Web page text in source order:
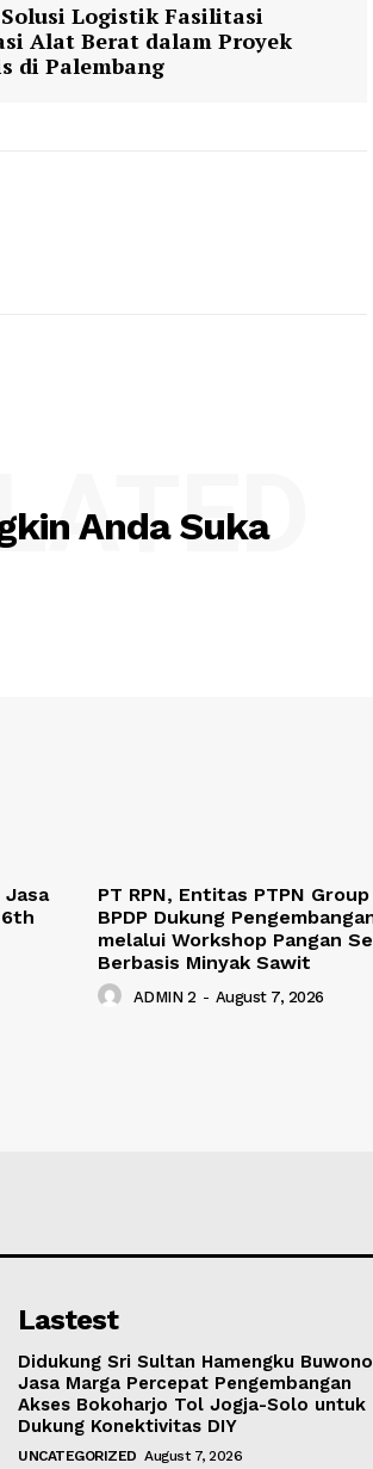
Logistik Fasilitasi
Alat Berat dalam Proyek
di Palembang
Anda Suka
6th
PT RPN, Entitas PTPN
BPDP Dukung
melalui Workshop Pangan
Berbasis Minyak Sawit
ADMIN 2 - August 7, 2026
Lastest
Didukung Sri Sultan Hamengku
Jasa Marga Percepat Pengembangan
Akses Bokoharjo Tol Jogja-Solo untuk
Dukung Konektivitas DIY
UNCATEGORIZED August 7, 2026